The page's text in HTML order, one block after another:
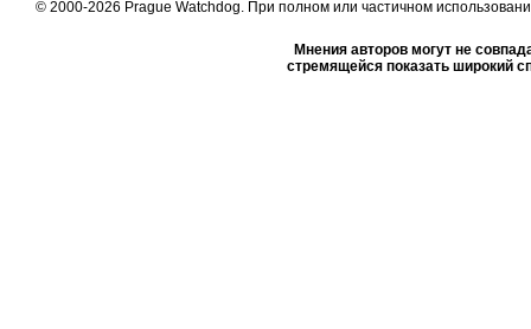
© 2000-2026 Prague Watchdog. При полном или частичном
Мнения авторов могут не
стремящейся показать широкий